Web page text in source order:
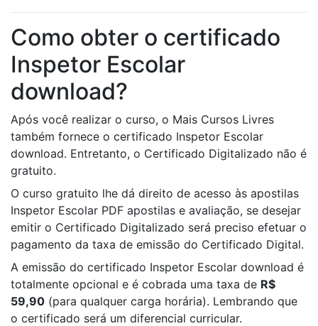
Como obter o certificado
Inspetor Escolar
download?
Após você realizar o curso, o Mais Cursos Livres
também fornece o certificado Inspetor Escolar
download. Entretanto, o Certificado Digitalizado não é
gratuito.
O curso gratuito lhe dá direito de acesso às apostilas
Inspetor Escolar PDF apostilas e avaliação, se desejar
emitir o Certificado Digitalizado será preciso efetuar o
pagamento da taxa de emissão do Certificado Digital.
A emissão do certificado Inspetor Escolar download é
totalmente opcional e é cobrada uma taxa de R$
59,90 (para qualquer carga horária). Lembrando que
o certificado será um diferencial curricular.